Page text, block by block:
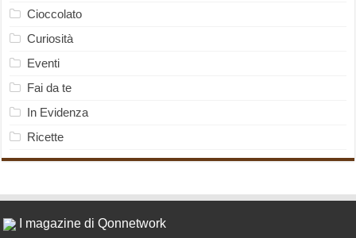
Cioccolato
Curiosità
Eventi
Fai da te
In Evidenza
Ricette
I magazine di Qonnetwork